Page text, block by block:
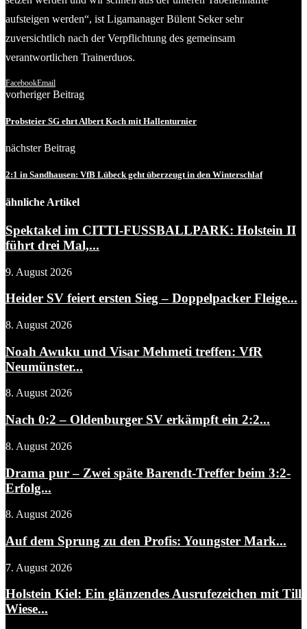
aufsteigen werden“, ist Ligamanager Bülent Seker sehr
zuversichtlich nach der Verpflichtung des gemeinsam
verantwortlichen Trainerduos.
FacebookEmail
vorheriger Beitrag
Probsteier SG ehrt Albert Koch mit Hallenturnier
nächster Beitrag
2:1 in Sandhausen: VfB Lübeck geht überzeugt in den Winterschlaf
ähnliche Artikel
Spektakel im CITTI-FUSSBALLPARK: Holstein II
führt drei Mal,...
9. August 2026
Heider SV feiert ersten Sieg – Doppelpacker Fleige...
8. August 2026
Noah Awuku und Visar Mehmeti treffen: VfR
Neumünster...
8. August 2026
Nach 0:2 – Oldenburger SV erkämpft ein 2:2...
8. August 2026
Drama pur – Zwei späte Barendt-Treffer beim 3:2-
Erfolg...
8. August 2026
Auf dem Sprung zu den Profis: Youngster Mark...
7. August 2026
Holstein Kiel: Ein glänzendes Ausrufezeichen mit Till
Wiese...